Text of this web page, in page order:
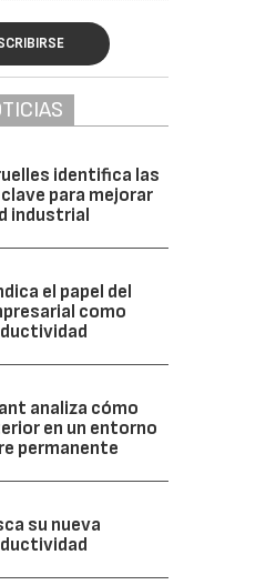
identifica las
para mejorar
industrial
el papel del
como
analiza cómo
en un entorno
permanente
su nueva